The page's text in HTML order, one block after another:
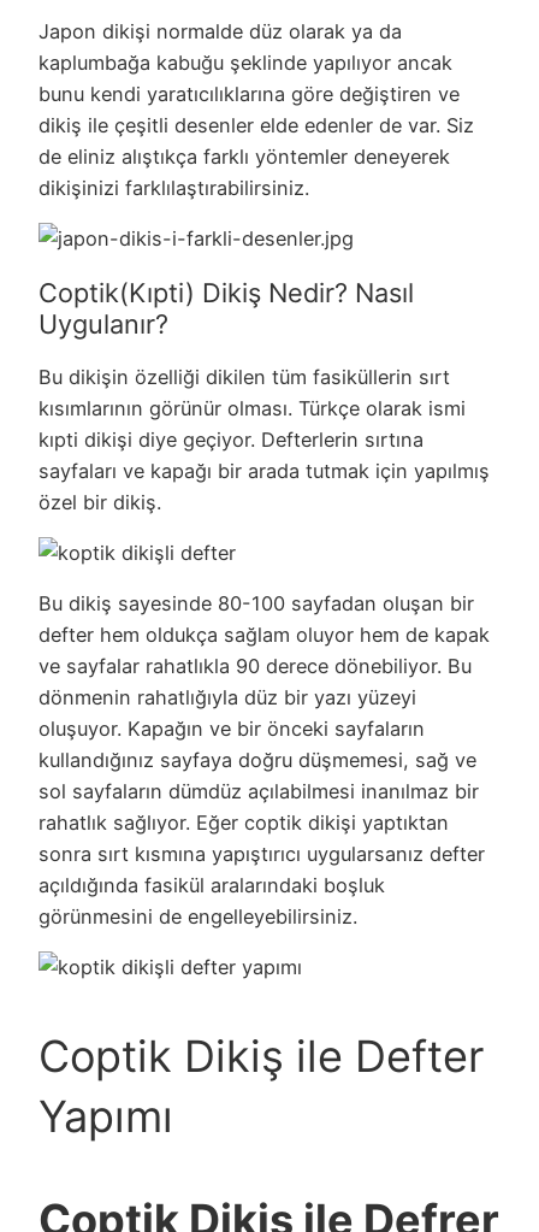
Japon dikişi normalde düz olarak ya da
kaplumbağa kabuğu şeklinde yapılıyor ancak
bunu kendi yaratıcılıklarına göre değiştiren ve
dikiş ile çeşitli desenler elde edenler de var. Siz
de eliniz alıştıkça farklı yöntemler deneyerek
dikişinizi farklılaştırabilirsiniz.
Coptik(Kıpti) Dikiş Nedir? Nasıl
Uygulanır?
Bu dikişin özelliği dikilen tüm fasiküllerin sırt
kısımlarının görünür olması. Türkçe olarak ismi
kıpti dikişi diye geçiyor. Defterlerin sırtına
sayfaları ve kapağı bir arada tutmak için yapılmış
özel bir dikiş.
Bu dikiş sayesinde 80-100 sayfadan oluşan bir
defter hem oldukça sağlam oluyor hem de kapak
ve sayfalar rahatlıkla 90 derece dönebiliyor. Bu
dönmenin rahatlığıyla düz bir yazı yüzeyi
oluşuyor. Kapağın ve bir önceki sayfaların
kullandığınız sayfaya doğru düşmemesi, sağ ve
sol sayfaların dümdüz açılabilmesi inanılmaz bir
rahatlık sağlıyor. Eğer coptik dikişi yaptıktan
sonra sırt kısmına yapıştırıcı uygularsanız defter
açıldığında fasikül aralarındaki boşluk
görünmesini de engelleyebilirsiniz.
Coptik Dikiş ile Defter
Yapımı
Coptik Dikiş ile Defrer